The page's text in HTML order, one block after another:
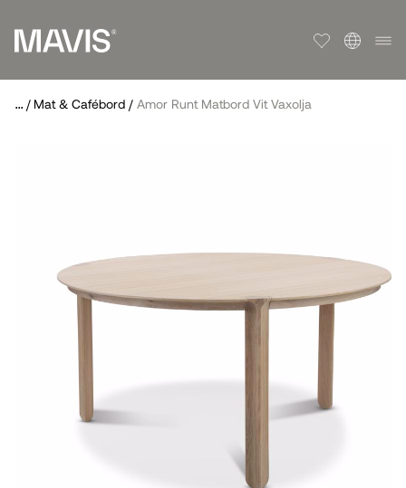
... / Mat & Cafébord / Amor Runt Matbord Vit Vaxolja